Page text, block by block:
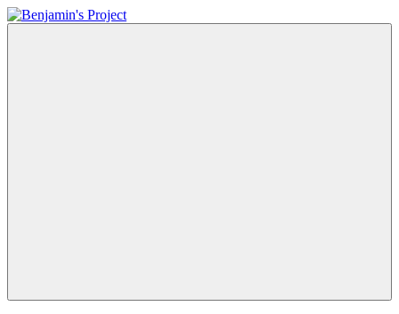
Zum
Inhalt